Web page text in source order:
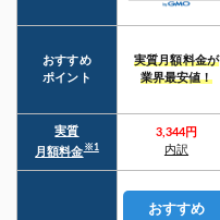
おすすめ
ポイント
実質月額料金が
業界最安値！
実質
月額料金※1
3,344円
内訳
おすすめ